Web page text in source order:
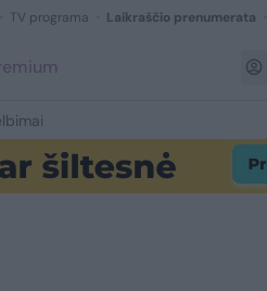
TV programa Laikraščio prenumerata